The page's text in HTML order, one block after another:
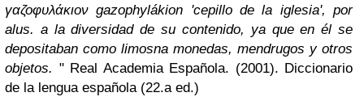
γαζοφυλάκιον gazophylákion 'cepillo de la iglesia', por
alus. a la diversidad de su contenido, ya que en él se
depositaban como limosna monedas, mendrugos y otros
objetos. " Real Academia Española. (2001). Diccionario
de la lengua española (22.a ed.)